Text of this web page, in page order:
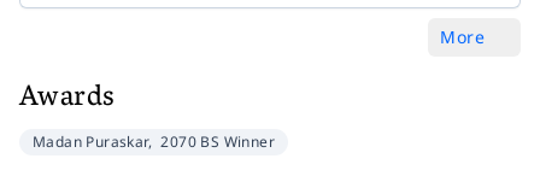
More
Awards
Madan Puraskar, 2070 BS Winner